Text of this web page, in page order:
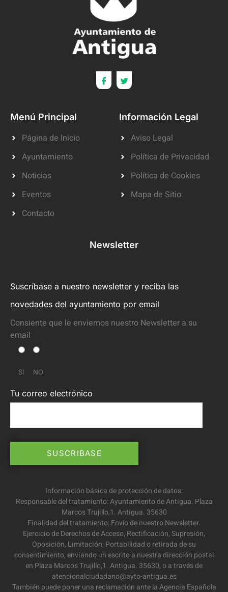
Menú Principal
Página de Inicio
Ayuntamiento
Noticias
Eventos
Contacto
Información Legal
Aviso Legal
Política de Privacidad
Política de Cookies
Mapa de Sitio
Newsletter
Suscríbase a nuestro newsletter y reciba las
novedades del ayuntamiento por email
Consiente que le enviemos nuestro Newsletter a su
email
SI NO
Tu correo electrónico
Información básica de protección de datos:
Responsable del tratamiento: Ayuntamiento de Antigua. Plaza
Marcos Trujillo,1. Antigua. 35630
Finalidad del tratamiento: Envío de nuestro Newsletter.
Ejercicio de Derechos de Acceso, Rectificación, Supresión,
Oposición, Limitación, Portabilidad o retirada de su
consentimiento, enviando un escrito a nuestra dirección postal
en Plaza Marcos Trujillo,1. Antigua. 35630, o a través de
atencionalciudadano@ayto-antigua.es
También puede poner una reclamación ante la Agencia Española